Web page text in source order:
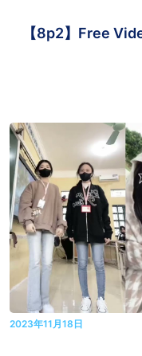
【8p2】Free
2023年11月18日